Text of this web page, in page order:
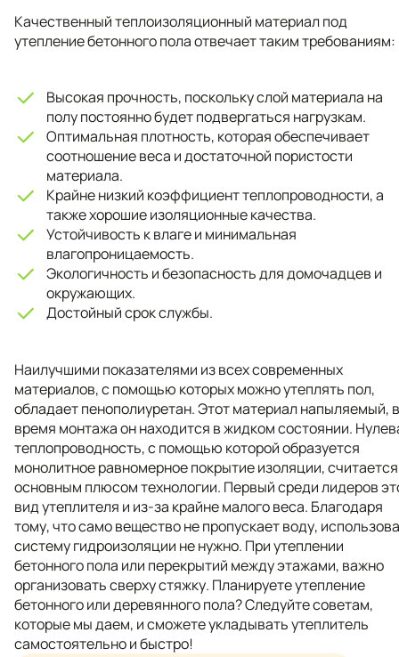
Качественный теплоизоляционный материал под
утепление бетонного пола отвечает таким требованиям:
Высокая прочность, поскольку слой материала на
полу постоянно будет подвергаться нагрузкам.
Оптимальная плотность, которая обеспечивает
соотношение веса и достаточной пористости
материала.
Крайне низкий коэффициент теплопроводности, а
также хорошие изоляционные качества.
Устойчивость к влаге и минимальная
влагопроницаемость.
Экологичность и безопасность для домочадцев и
окружающих.
Достойный срок службы.
Наилучшими показателями из всех современных
материалов, с помощью которых можно утеплять пол,
обладает пенополиуретан. Этот материал напыляемый,
время монтажа он находится в жидком состоянии.
теплопроводность, с помощью которой образуется
монолитное равномерное покрытие изоляции, считается
основным плюсом технологии. Первый среди лидеров
вид утеплителя и из-за крайне малого веса. Благодаря
тому, что само вещество не пропускает воду,
систему гидроизоляции не нужно. При утеплении
бетонного пола или перекрытий между этажами, важно
организовать сверху стяжку. Планируете утепление
бетонного или деревянного пола? Следуйте советам,
которые мы даем, и сможете укладывать утеплитель
самостоятельно и быстро!